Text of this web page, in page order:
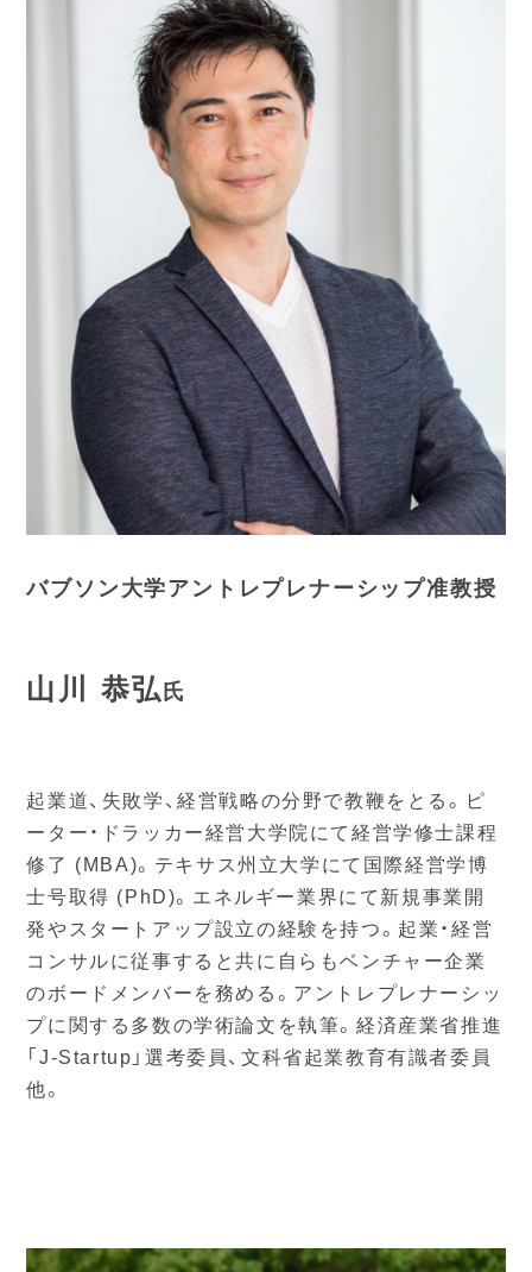
バブソン大学アントレプレナーシップ准教授
山川 恭弘 氏
起業道、失敗学、経営戦略の分野で教鞭をとる。ピ
ーター・ドラッカー経営大学院にて経営学修士課程
修了 (MBA)。テキサス州立大学にて国際経営学博
士号取得 (PhD)。エネルギー業界にて新規事業開
発やスタートアップ設立の経験を持つ。起業・経営
コンサルに従事すると共に自らもベンチャー企業
のボードメンバーを務める。アントレプレナーシッ
プに関する多数の学術論文を執筆。経済産業省推進
「J-Startup」選考委員、文科省起業教育有識者委員
他。